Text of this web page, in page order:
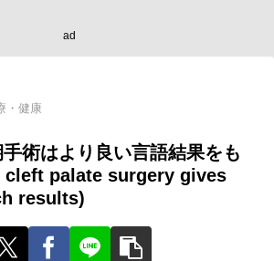
ad
・健康
術はより良い言語結果をも
cleft palate surgery gives
results)